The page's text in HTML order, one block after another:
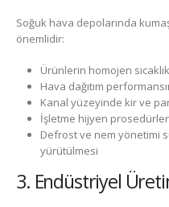
Soğuk hava depolarında
önemlidir:
Ürünlerin homojen
Hava dağıtım
Kanal yüzeyinde kir ve
İşletme hijyen
Defrost ve nem yönetimi
yürütülmesi
3. Endüstriyel